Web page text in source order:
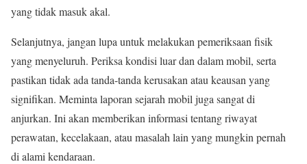
yang tidak masuk akal.
Selanjutnya, jangan lupa untuk melakukan pemeriksaan fisik
yang menyeluruh. Periksa kondisi luar dan dalam mobil, serta
pastikan tidak ada tanda-tanda kerusakan atau keausan yang
signifikan. Meminta laporan sejarah mobil juga sangat di
anjurkan. Ini akan memberikan informasi tentang riwayat
perawatan, kecelakaan, atau masalah lain yang mungkin pernah
di alami kendaraan.